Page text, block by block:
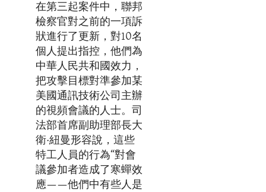
在第三起案件中，聯邦
檢察官對之前的一項訴
狀進行了更新，對10名
個人提出指控，他們為
中華人民共和國效力，
把攻擊目標對準參加某
美國通訊技術公司主辦
的視頻會議的人士。司
法部首席副助理部長大
衛·紐曼形容說，這些
特工人員的行為“對會
議參加者造成了寒蟬效
應——他們中有些人是